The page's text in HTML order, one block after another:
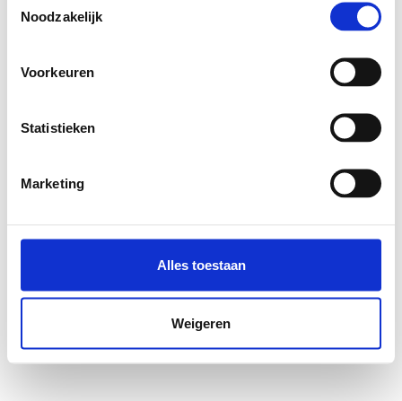
Noodzakelijk
Voorkeuren
Statistieken
Marketing
Alles toestaan
Weigeren